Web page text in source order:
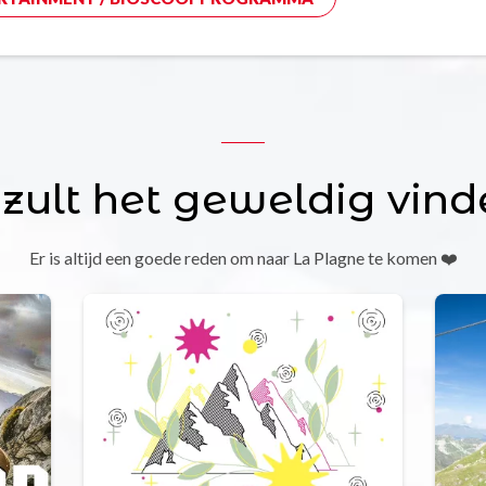
het geweldig
Er is altijd een goede reden om naar La Plagne te komen ❤️